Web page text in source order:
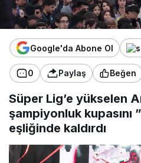
Google'da Abone Ol
0 Paylaş Beğen
Süper Lig’e yükselen
şampiyonluk kupasını
eşliğinde kaldırdı